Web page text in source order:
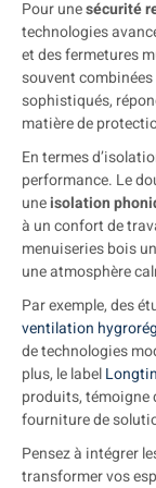
Pour unesécurité
technologies
et des fermetures
souvent
sophistiqués,
matière de
En termes
performance. Le
uneisolation
à un confort de
menuiseries bois
une atmosphère
Par exemple, des
ventilation
de technologies
plus, le label
produits, témoigne
fourniture de
Pensez à intégrer
transformer vos